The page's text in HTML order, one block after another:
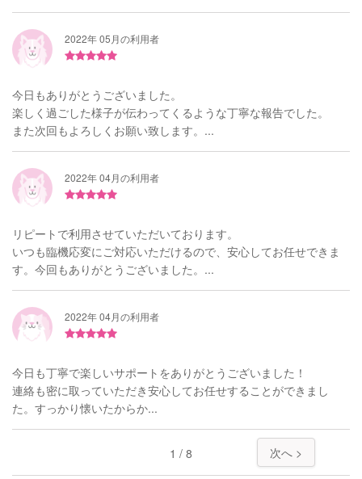
2022年 05月の利用者
今日もありがとうございました。
楽しく過ごした様子が伝わってくるような丁寧な報告でした。
また次回もよろしくお願い致します。...
2022年 04月の利用者
リピートで利用させていただいております。
いつも臨機応変にご対応いただけるので、安心してお任せできま
す。今回もありがとうございました。...
2022年 04月の利用者
今日も丁寧で楽しいサポートをありがとうございました！
連絡も密に取っていただき安心してお任せすることができまし
た。すっかり懐いたからか...
1 / 8 次へ >